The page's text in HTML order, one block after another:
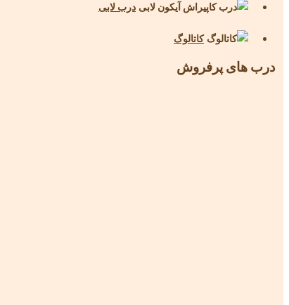
درب لابی
کاتالوگ
درب های پرفروش